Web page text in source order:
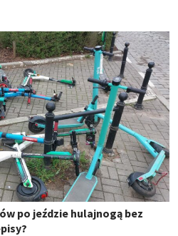
po jeździe hulajnogą bez